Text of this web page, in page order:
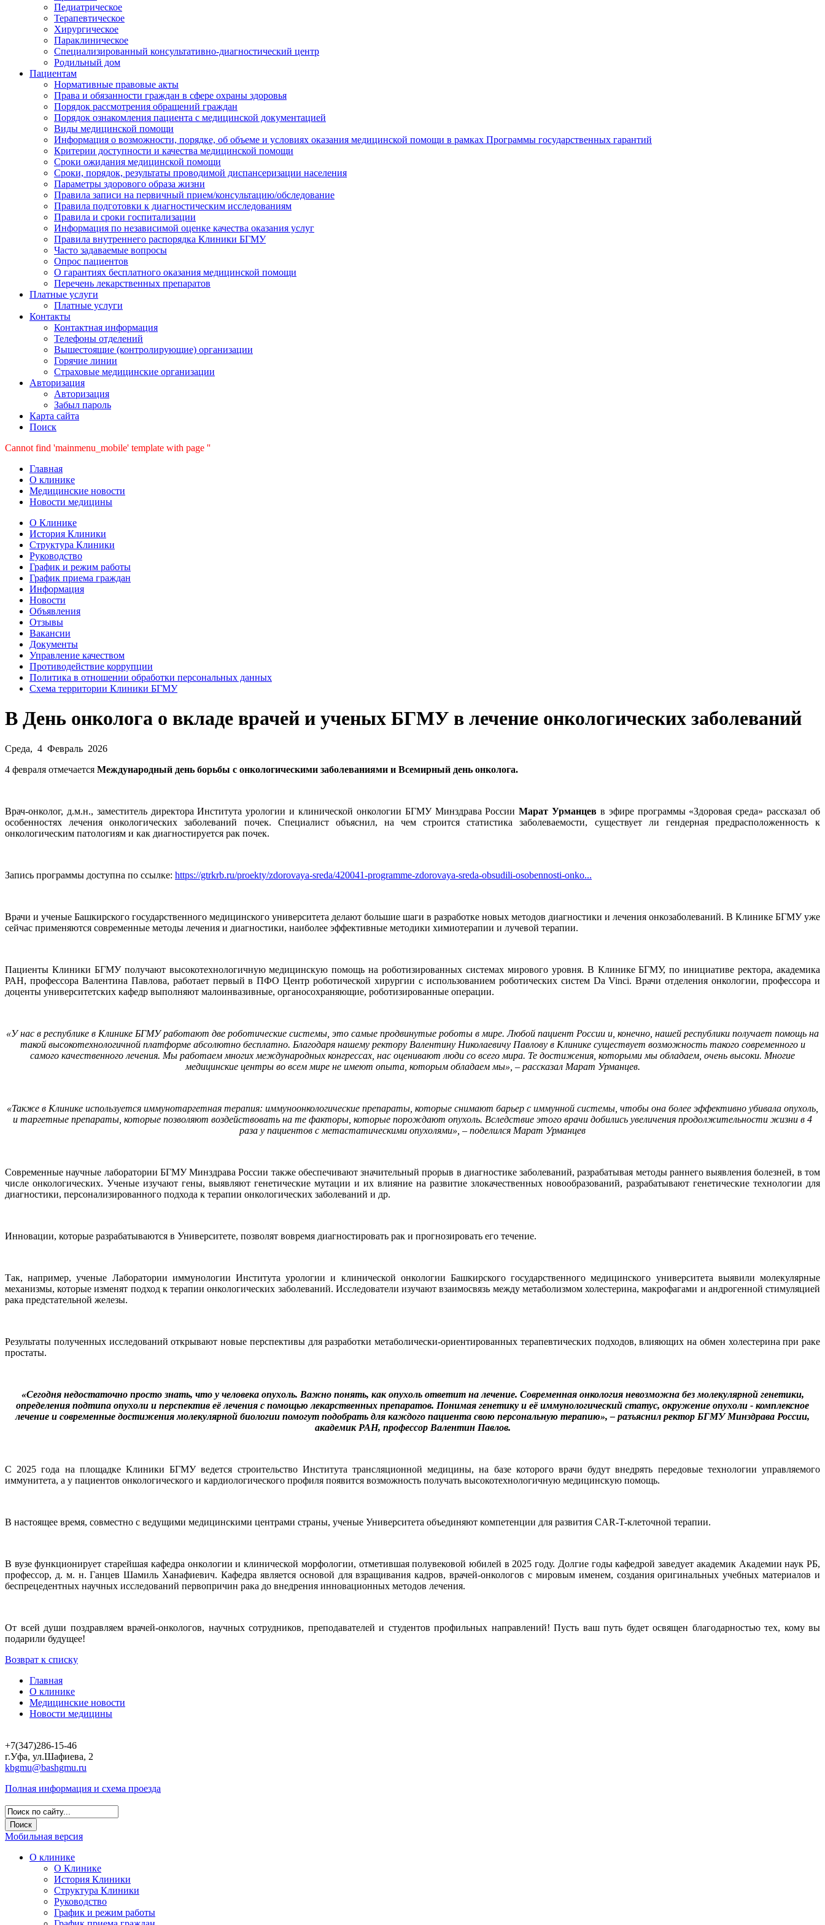
Педиатрическое
Терапевтическое
Хирургическое
Параклиническое
Специализированный консультативно-диагностический центр
Родильный дом
Пациентам
Нормативные правовые акты
Права и обязанности граждан в сфере охраны здоровья
Порядок рассмотрения обращений граждан
Порядок ознакомления пациента с медицинской документацией
Виды медицинской помощи
Информация о возможности, порядке, об объеме и условиях оказания медицинской помощи в рамках Программы государственных гарантий
Критерии доступности и качества медицинской помощи
Сроки ожидания медицинской помощи
Сроки, порядок, результаты проводимой диспансеризации населения
Параметры здорового образа жизни
Правила записи на первичный прием/консультацию/обследование
Правила подготовки к диагностическим исследованиям
Правила и сроки госпитализации
Информация по независимой оценке качества оказания услуг
Правила внутреннего распорядка Клиники БГМУ
Часто задаваемые вопросы
Опрос пациентов
О гарантиях бесплатного оказания медицинской помощи
Перечень лекарственных препаратов
Платные услуги
Платные услуги
Контакты
Контактная информация
Телефоны отделений
Вышестоящие (контролирующие) организации
Горячие линии
Страховые медицинские организации
Авторизация
Авторизация
Забыл пароль
Карта сайта
Поиск
Cannot find 'mainmenu_mobile' template with page ''
Главная
О клинике
Медицинские новости
Новости медицины
О Клинике
История Клиники
Структура Клиники
Руководство
График и режим работы
График приема граждан
Информация
Новости
Объявления
Отзывы
Вакансии
Документы
Управление качеством
Противодействие коррупции
Политика в отношении обработки персональных данных
Схема территории Клиники БГМУ
В День онколога о вкладе врачей и ученых БГМУ в лечение онкологических заболеваний
Среда, 4 Февраль 2026
4 февраля отмечается Международный день борьбы с онкологическими заболеваниями и Всемирный день онколога.
Врач-онколог, д.м.н., заместитель директора Института урологии и клинической онкологии БГМУ Минздрава РоссииМарат Урманцев в эфире программы «Здоровая среда» рассказал об
особенностях лечения онкологических заболеваний почек. Специалист объяснил, на чем строится статистика заболеваемости, существует ли гендерная предрасположенность к
онкологическим патологиям и как диагностируется рак почек.
Запись программы доступна по ссылке: https://gtrkrb.ru/proekty/zdorovaya-sreda/420041-programme-zdorovaya-sreda-obsudili-osobennosti-onko...
Врачи и ученые Башкирского государственного медицинского университета делают большие шаги в разработке новых методов диагностики и лечения онкозаболеваний. В Клинике БГМУ уже
сейчас применяются современные методы лечения и диагностики, наиболее эффективные методики химиотерапии и лучевой терапии.
Пациенты Клиники БГМУ получают высокотехнологичную медицинскую помощь на роботизированных системах мирового уровня. В Клинике БГМУ, по инициативе ректора, академика
РАН, профессора Валентина Павлова, работает первый в ПФО Центр роботической хирургии с использованием роботических систем Da Vinci. Врачи отделения онкологии, профессора и
доценты университетских кафедр выполняют малоинвазивные, органосохраняющие, роботизированные операции.
«У нас в республике в Клинике БГМУ работают две роботические системы, это самые продвинутые роботы в мире. Любой пациент России и, конечно, нашей республики получает помощь на
такой высокотехнологичной платформе абсолютно бесплатно. Благодаря нашему ректору Валентину Николаевичу Павлову в Клинике существует возможность такого современного и
самого качественного лечения. Мы работаем многих международных конгрессах, нас оценивают люди со всего мира. Те достижения, которыми мы обладаем, очень высоки. Многие
медицинские центры во всем мире не имеют опыта, которым обладаем мы», – рассказал Марат Урманцев.
«Также в Клинике используется иммунотаргетная терапия: иммуноонкологические препараты, которые снимают барьер с иммунной системы, чтобы она более эффективно убивала опухоль,
и таргетные препараты, которые позволяют воздействовать на те факторы, которые порождают опухоль. Вследствие этого врачи добились увеличения продолжительности жизни в 4
раза у пациентов с метастатическими опухолями», – поделился Марат Урманцев
Современные научные лаборатории БГМУ Минздрава России также обеспечивают значительный прорыв в диагностике заболеваний, разрабатывая методы раннего выявления болезней, в том
числе онкологических. Ученые изучают гены, выявляют генетические мутации и их влияние на развитие злокачественных новообразований, разрабатывают генетические технологии для
диагностики, персонализированного подхода к терапии онкологических заболеваний и др.
Инновации, которые разрабатываются в Университете, позволят вовремя диагностировать рак и прогнозировать его течение.
Так, например, ученые Лаборатории иммунологии Института урологии и клинической онкологии Башкирского государственного медицинского университета выявили молекулярные
механизмы, которые изменят подход к терапии онкологических заболеваний. Исследователи изучают взаимосвязь между метаболизмом холестерина, макрофагами и андрогенной стимуляцией
рака предстательной железы.
Результаты полученных исследований открывают новые перспективы для разработки метаболически-ориентированных терапевтических подходов, влияющих на обмен холестерина при раке
простаты.
«Сегодня недостаточно просто знать, что у человека опухоль. Важно понять, как опухоль ответит на лечение. Современная онкология невозможна без молекулярной генетики,
определения подтипа опухоли и перспектив её лечения с помощью лекарственных препаратов. Понимая генетику и её иммунологический статус, окружение опухоли - комплексное
лечение и современные достижения молекулярной биологии помогут подобрать для каждого пациента свою персональную терапию», – разъяснил ректор БГМУ Минздрава России,
академик РАН, профессор Валентин Павлов.
С 2025 года на площадке Клиники БГМУ ведется строительство Института трансляционной медицины, на базе которого врачи будут внедрять передовые технологии управляемого
иммунитета, а у пациентов онкологического и кардиологического профиля появится возможность получать высокотехнологичную медицинскую помощь.
В настоящее время, совместно с ведущими медицинскими центрами страны, ученые Университета объединяют компетенции для развития CAR-T-клеточной терапии.
В вузе функционирует старейшая кафедра онкологии и клинической морфологии, отметившая полувековой юбилей в 2025 году. Долгие годы кафедрой заведует академик Академии наук РБ,
профессор, д. м. н. Ганцев Шамиль Ханафиевич. Кафедра является основой для взращивания кадров, врачей-онкологов с мировым именем, создания оригинальных учебных материалов и
беспрецедентных научных исследований первопричин рака до внедрения инновационных методов лечения.
От всей души поздравляем врачей-онкологов, научных сотрудников, преподавателей и студентов профильных направлений! Пусть ваш путь будет освящен благодарностью тех, кому вы
подарили будущее!
Возврат к списку
Главная
О клинике
Медицинские новости
Новости медицины
+7(347)286-15-46
г.Уфа, ул.Шафиева, 2
kbgmu@bashgmu.ru
Полная информация и схема проезда
Мобильная версия
О клинике
О Клинике
История Клиники
Структура Клиники
Руководство
График и режим работы